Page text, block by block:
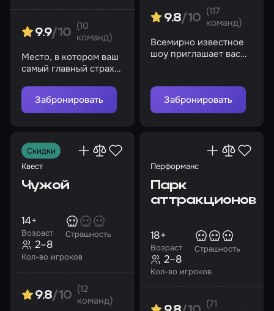
9.9/10
(10
команд)
Место, в котором ваш
самый главный страх
экрана
Забронировать
9.8/10
(117
команд)
Всемирно известное
шоу приглашает вас
Забронировать
Скидки
Квест
Чужой
Возраст
14+
Страшность
Кол-во игроков
2–8
9.8/10
(12
команд)
Перформанс
Парк
аттракционов
Возраст
18+
Страшность
Кол-во игроков
2–8
(71